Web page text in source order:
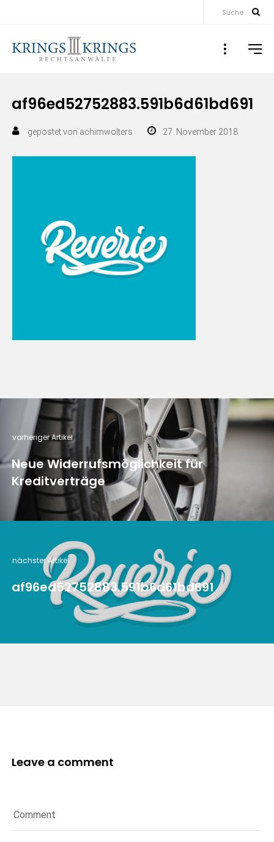
Suche
af96ed52752883.591b6d61bd691
gepostet von achimwolters 27. November 2018
vorheriger Artikel
Neue Widerrufsmöglichkeit für
Kreditverträge
nächster Artikel
af96ed52752883.591b6d61bd691
Leave a comment